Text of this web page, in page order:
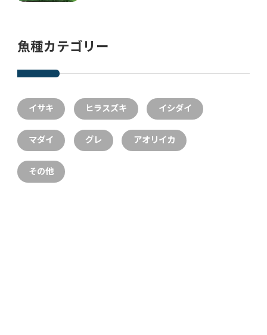
魚種カテゴリー
イサキ ヒラスズキ イシダイ
マダイ グレ アオリイカ
その他